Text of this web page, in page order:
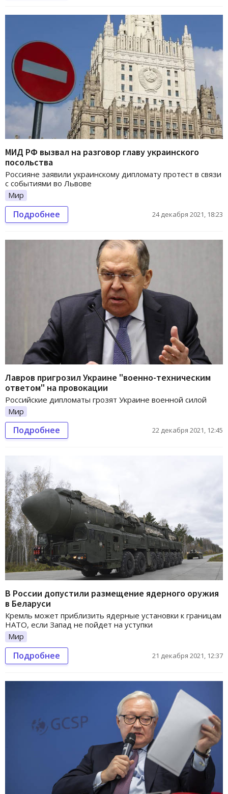
МИД РФ вызвал на разговор главу украинского
посольства
Россияне заявили украинскому дипломату протест в связи
с событиями во Львове
Мир
Подробнее 24 декабря 2021, 18:23
Лавров пригрозил Украине "военно-техническим
ответом" на провокации
Российские дипломаты грозят Украине военной силой
Мир
Подробнее 22 декабря 2021, 12:45
В России допустили размещение ядерного оружия
в Беларуси
Кремль может приблизить ядерные установки к границам
НАТО, если Запад не пойдет на уступки
Мир
Подробнее 21 декабря 2021, 12:37